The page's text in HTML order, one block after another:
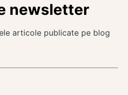
newsletter
articole publicate pe blog